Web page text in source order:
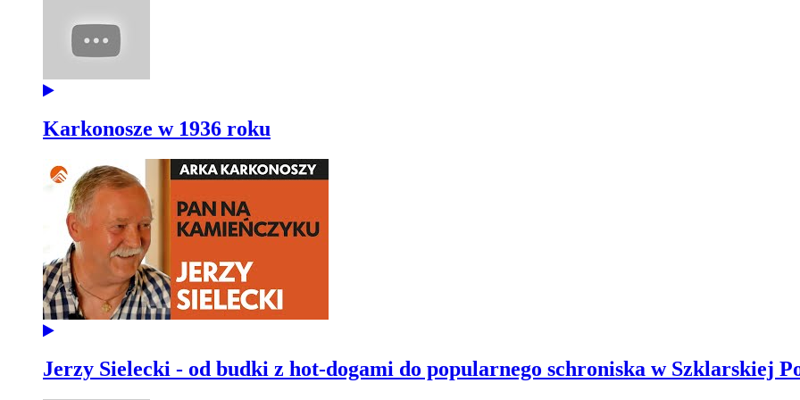
Karkonosze w 1936 roku
Jerzy Sielecki - od budki z hot-dogami do popularnego schroniska w Szklarskiej